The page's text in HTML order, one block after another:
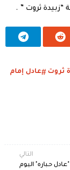
“زبيدة ثروت ” .
ثروت
عادل إمام
التالي
حباره" اليوم